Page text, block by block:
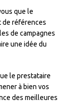
que le
de références
de campagnes
une idée du
le prestataire
à bien vos
des meilleures